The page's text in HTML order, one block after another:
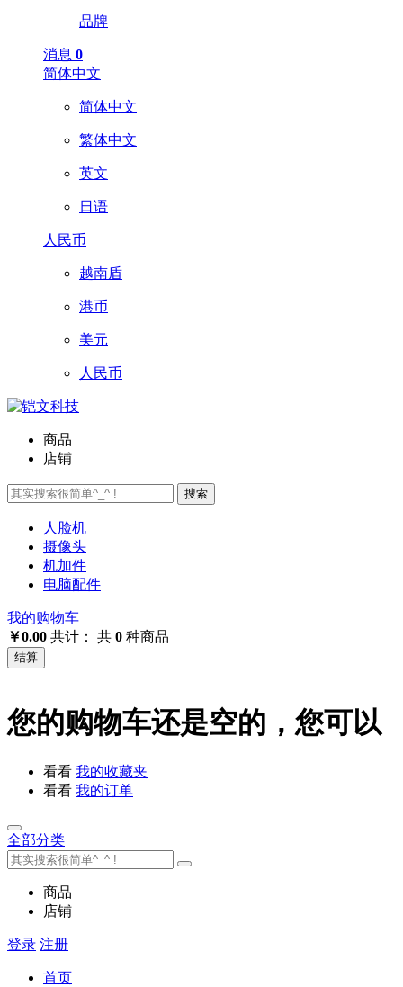
品牌
消息 0
简体中文
简体中文
繁体中文
英文
日语
人民币
越南盾
港币
美元
人民币
商品
店铺
搜索
人脸机
摄像头
机加件
电脑配件
我的购物车
￥0.00 共计： 共 0 种商品
结算
您的购物车还是空的，您可以
看看 我的收藏夹
看看 我的订单
全部分类
商品
店铺
登录 注册
首页